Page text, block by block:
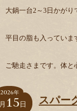
大鍋一台2～3日かがり
平目の脂も入っていま
ご馳走さまです。体と
2026年
月 15 日
スパー